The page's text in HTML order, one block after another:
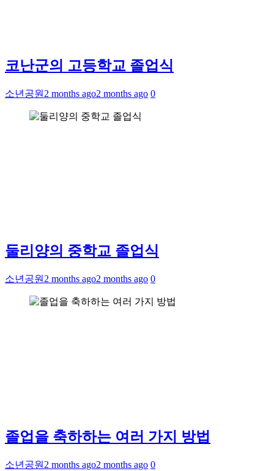
코난군의 고등학교 졸업식
소년공원 2 months ago2 months ago 0
둘리양의 중학교 졸업식
소년공원 2 months ago2 months ago 0
졸업을 축하하는 여러 가지 방법
소년공원 2 months ago2 months ago 0